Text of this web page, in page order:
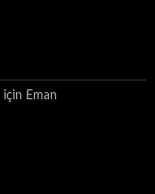
için Eman